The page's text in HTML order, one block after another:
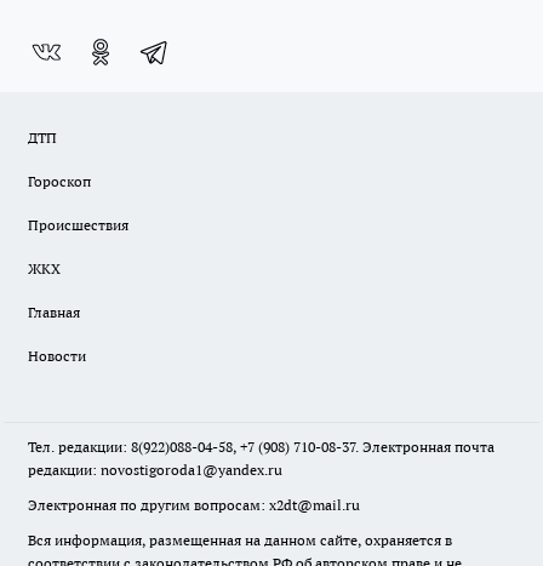
ДТП
Гороскоп
Происшествия
ЖКХ
Главная
Новости
Тел. редакции: 8(922)088-04-58, +7 (908) 710-08-37. Электронная почта
редакции: novostigoroda1@yandex.ru
Электронная по другим вопросам: x2dt@mail.ru
Вся информация, размещенная на данном сайте, охраняется в